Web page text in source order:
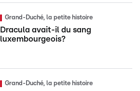
Grand-Duché, la petite histoire
Dracula avait-il du sang
luxembourgeois?
Grand-Duché, la petite histoire